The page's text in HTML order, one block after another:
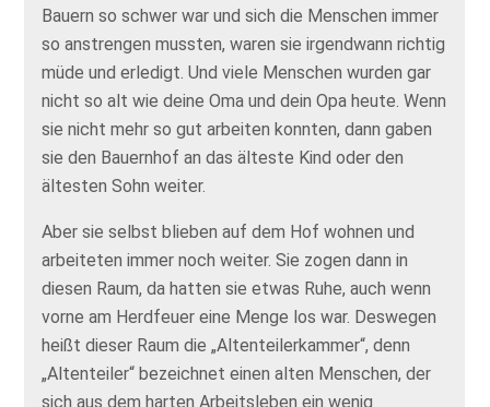
Bauern so schwer war und sich die Menschen immer
so anstrengen mussten, waren sie irgendwann richtig
müde und erledigt. Und viele Menschen wurden gar
nicht so alt wie deine Oma und dein Opa heute. Wenn
sie nicht mehr so gut arbeiten konnten, dann gaben
sie den Bauernhof an das älteste Kind oder den
ältesten Sohn weiter.
Aber sie selbst blieben auf dem Hof wohnen und
arbeiteten immer noch weiter. Sie zogen dann in
diesen Raum, da hatten sie etwas Ruhe, auch wenn
vorne am Herdfeuer eine Menge los war. Deswegen
heißt dieser Raum die „Altenteilerkammer“, denn
„Altenteiler“ bezeichnet einen alten Menschen, der
sich aus dem harten Arbeitsleben ein wenig